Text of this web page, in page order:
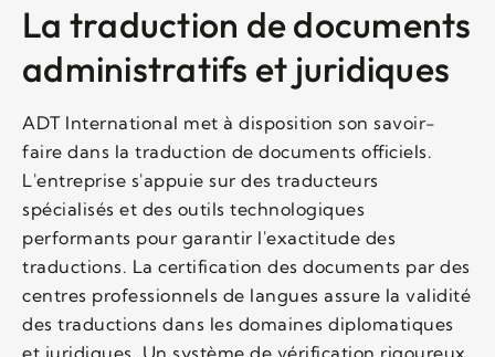
La traduction de documents
administratifs et juridiques
ADT International met à disposition son savoir-
faire dans la traduction de documents officiels.
L'entreprise s'appuie sur des traducteurs
spécialisés et des outils technologiques
performants pour garantir l'exactitude des
traductions. La certification des documents par des
centres professionnels de langues assure la validité
des traductions dans les domaines diplomatiques
et juridiques. Un système de vérification rigoureux